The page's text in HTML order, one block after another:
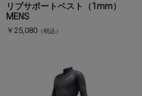
リブサポートベスト（1mm）
MENS
￥25,080 （税込）